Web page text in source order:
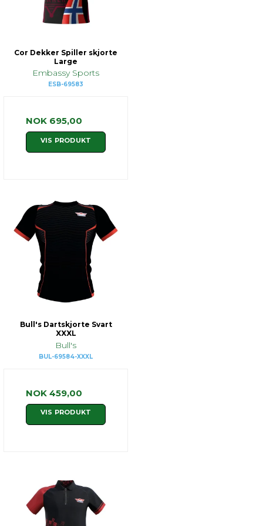
Cor Dekker Spiller skjorte
Large
Embassy Sports
ESB-69583
NOK 695,00
VIS PRODUKT
Bull's Dartskjorte Svart
XXXL
Bull's
BUL-69584-XXXL
NOK 459,00
VIS PRODUKT